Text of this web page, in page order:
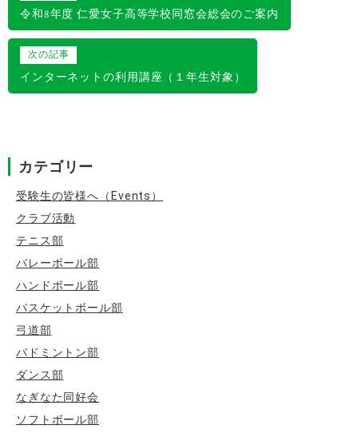
稿
ナ
ビ
ゲ
ョ
ン
令和8年度 仁愛女子高等学校同窓会総会のご案内
次の記事
インターネットの利用講座（１年生対象）
カテゴリー
受験生の皆様へ（Events）
クラブ活動
テニス部
バレーボール部
ハンドボール部
バスケットボール部
弓道部
バドミントン部
ダンス部
なぎなた同好会
ソフトボール部